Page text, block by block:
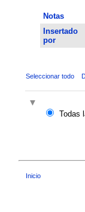
Notas
Insertado
por
Seleccionar todo
Todas
Inicio